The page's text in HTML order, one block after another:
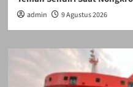
admin 9 Agustus 2026